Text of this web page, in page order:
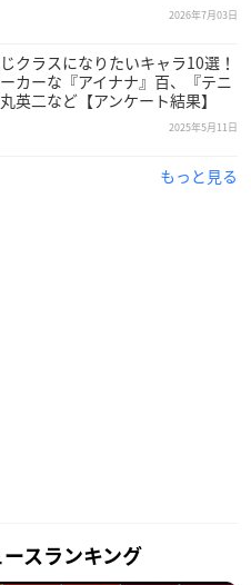
2026年7月03日
クラスになりたいキャラ10選！
カーな『アイナナ』百、『テニ
英二など【アンケート結果】
2025年5月11日
もっと見る
スランキング